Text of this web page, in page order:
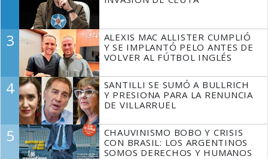
3
ALEXIS MAC ALLISTER CUMPLIÓ
Y SE IMPLANTÓ PELO ANTES DE
VOLVER AL FÚTBOL INGLÉS
4
SANTILLI SE SUMÓ A BULLRICH
Y PRESIONA PARA LA RENUNCIA
DE VILLARRUEL
5
CHAUVINISMO BOBO Y CRISIS
CON BRASIL: LOS ARGENTINOS
SOMOS DERECHOS Y HUMANOS